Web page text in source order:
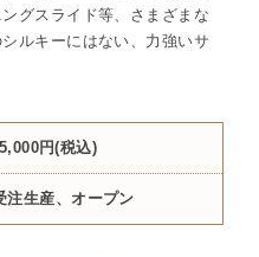
グスライド等、さまざまな
ルキーにはない、力強いサ
円(税込)
注生産、オープン